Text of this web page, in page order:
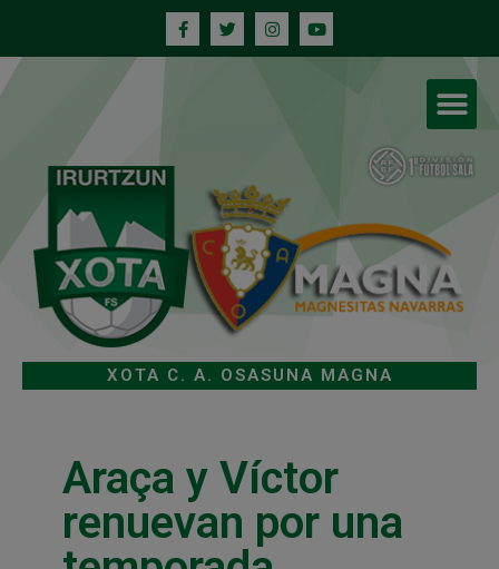
XOTA C. A. OSASUNA MAGNA
Araça y Víctor
renuevan por una